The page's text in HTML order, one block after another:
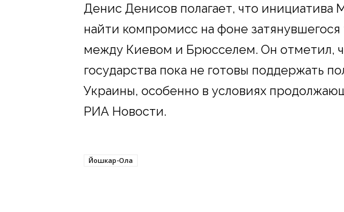
Денис Денисов полагает, что инициатива
найти компромисс на фоне
между Киевом и Брюсселем. Он отметил,
государства пока не готовы поддержать
Украины, особенно в условиях
РИА Новости.
Йошкар-Ола